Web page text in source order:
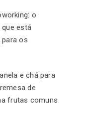
o
que está
os
e chá para
de
frutas comuns